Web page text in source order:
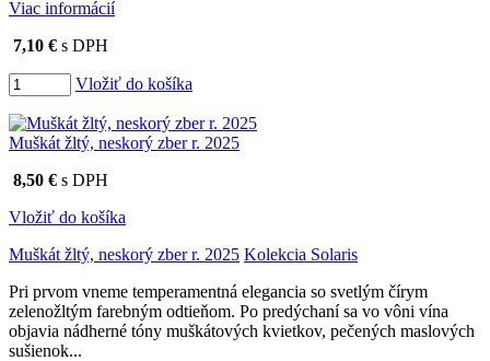
Viac informácií
7,10 € s DPH
Vložiť do košíka
Muškát žltý, neskorý zber r. 2025
8,50 € s DPH
Vložiť do košíka
Muškát žltý, neskorý zber r. 2025 Kolekcia Solaris
Pri prvom vneme temperamentná elegancia so svetlým čírym
zelenožltým farebným odtieňom. Po predýchaní sa vo vôni vína
objavia nádherné tóny muškátových kvietkov, pečených maslových
sušienok...